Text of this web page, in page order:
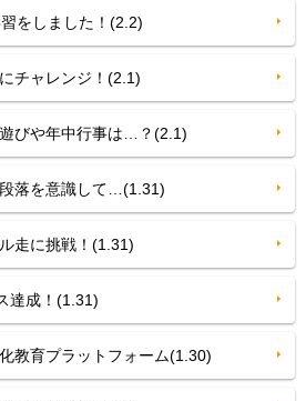
をしました！(2.2)
ャレンジ！(2.1)
びや年中行事は…？(2.1)
落を意識して…(1.31)
走に挑戦！(1.31)
達成！(1.31)
教育プラットフォーム(1.30)